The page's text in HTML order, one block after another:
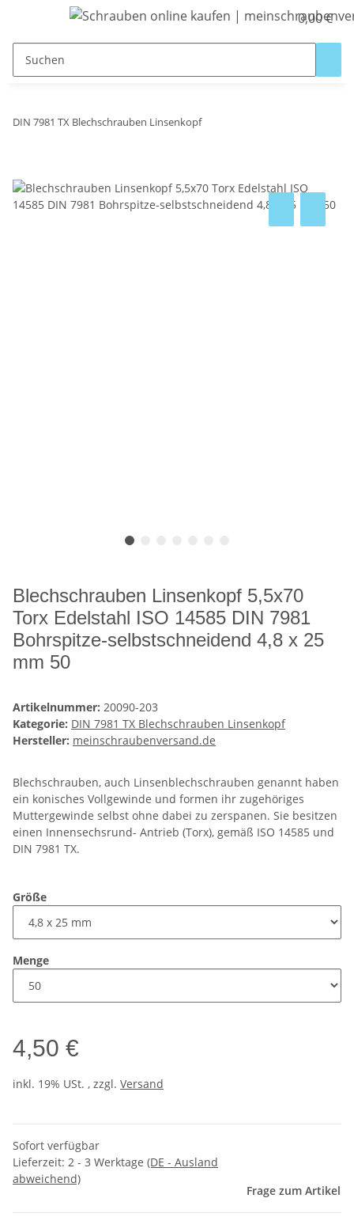
0,00 €
DIN 7981 TX Blechschrauben Linsenkopf
Blechschrauben Linsenkopf 5,5x70
Torx Edelstahl ISO 14585 DIN 7981
Bohrspitze-selbstschneidend 4,8 x 25
mm 50
Artikelnummer: 20090-203
Kategorie: DIN 7981 TX Blechschrauben Linsenkopf
Hersteller: meinschraubenversand.de
Blechschrauben, auch Linsenblechschrauben genannt haben
ein konisches Vollgewinde und formen ihr zugehöriges
Muttergewinde selbst ohne dabei zu zerspanen. Sie besitzen
einen Innensechsrund- Antrieb (Torx), gemäß ISO 14585 und
DIN 7981 TX.
Größe
Menge
4,50 €
inkl. 19% USt. , zzgl. Versand
Sofort verfügbar
Lieferzeit: 2 - 3 Werktage (DE - Ausland
abweichend)
Frage zum Artikel